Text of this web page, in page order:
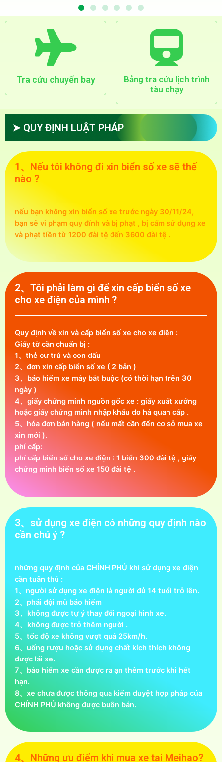
Tra cứu chuyến bay
Bảng tra cứu lịch trình
tàu chạy
➤ QUY ĐỊNH LUẬT PHÁP
1、Nếu tôi không đi xin biển số xe sẽ thế
nào ?
nếu bạn không xin biển số xe trước ngày 30/11/24,
bạn sẽ vi phạm quy đính và bị phạt , bị cấm sử dụng xe
và phạt tiền từ 1200 đài tệ đến 3600 đài tệ .
2、Tôi phải làm gì để xin cấp biển số xe
cho xe điện của mình ?
Quy định về xin và cấp biển số xe cho xe điện :
Giấy tờ cần chuẩn bị :
1、thẻ cư trú và con dấu
2、đơn xin cấp biển số xe ( 2 bản )
3、bảo hiểm xe máy bắt buộc (có thời hạn trên 30
ngày )
4、giấy chứng minh nguồn gốc xe : giấy xuất xưởng
hoặc giấy chứng minh nhập khẩu do hả quan cấp .
5、hóa đơn bán hàng ( nếu mất cần đến cơ sở mua xe
xin mới ).
phí cấp:
phí cấp biển số cho xe điện : 1 biển 300 đài tệ , giấy
chứng minh biển số xe 150 đài tệ .
3、sử dụng xe điện có những quy định nào
cần chú ý ?
những quy định của CHÍNH PHỦ khi sử dụng xe điện
cần tuân thủ :
1、người sử dụng xe điện là người đủ 14 tuổi trở lên.
2、phải đội mũ bảo hiểm
3、không được tự ý thay đổi ngoại hình xe.
4、không được trở thêm người .
5、tốc độ xe không vượt quá 25km/h.
6、uống rượu hoặc sử dụng chất kích thích không
được lái xe.
7、bảo hiểm xe cần được ra ạn thêm trước khi hết
hạn.
8、xe chưa được thông qua kiểm duyệt hợp pháp của
CHÍNH PHỦ không được buôn bán.
4、Những ưu điểm khi mua xe tại Meihao?